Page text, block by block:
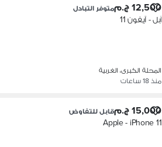
12,500 ج.م متوفر التبادل
آبل - آيفون 11
المحلة الكبرى، الغربية
منذ 18 ساعات
15,000 ج.م قابل للتفاوض
Apple - iPhone 11